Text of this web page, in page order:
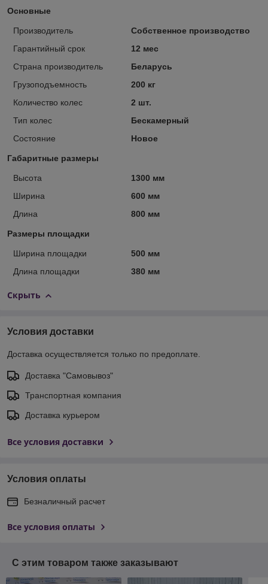
Основные
Производитель
Собственное производство
Гарантийный срок
12 мес
Страна производитель
Беларусь
Грузоподъемность
200 кг
Количество колес
2 шт.
Тип колес
Бескамерный
Состояние
Новое
Габаритные размеры
Высота
1300 мм
Ширина
600 мм
Длина
800 мм
Размеры площадки
Ширина площадки
500 мм
Длина площадки
380 мм
Скрыть
Условия доставки
Доставка осуществляется только по предоплате.
Доставка "Самовывоз"
Транспортная компания
Доставка курьером
Все условия доставки
Условия оплаты
Безналичный расчет
Все условия оплаты
С этим товаром также заказывают